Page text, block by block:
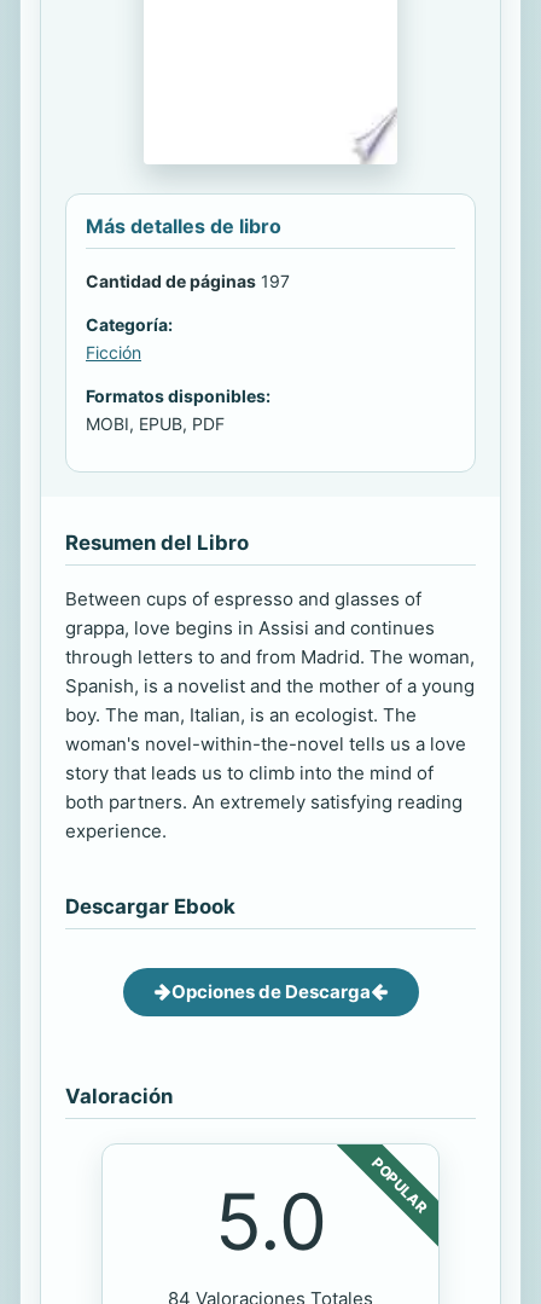
Más detalles de libro
Cantidad de páginas 197
Categoría:
Ficción
Formatos disponibles:
MOBI, EPUB, PDF
Resumen del Libro
Between cups of espresso and glasses of
grappa, love begins in Assisi and continues
through letters to and from Madrid. The woman,
Spanish, is a novelist and the mother of a young
boy. The man, Italian, is an ecologist. The
woman's novel-within-the-novel tells us a love
story that leads us to climb into the mind of
both partners. An extremely satisfying reading
experience.
Descargar Ebook
Opciones de Descarga
Valoración
POPULAR
5.0
84 Valoraciones Totales